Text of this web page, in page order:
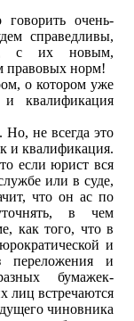
очень-
справедливы,
с их новым,
правовых норм!
о котором уже
квалификация
не всегда это
и квалификация.
если юрист вся
или в суде,
что он ас по
в чем
как того, что в
и
переложения и
бумажек-
лиц встречаются
чиновника